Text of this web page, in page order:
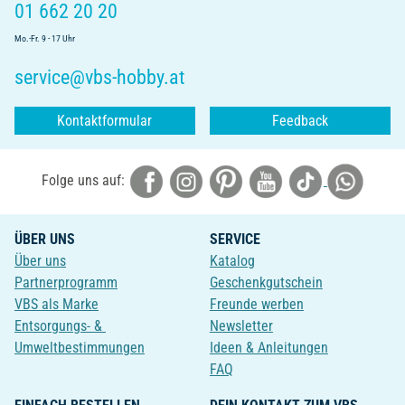
01 662 20 20
Mo.-Fr. 9 - 17 Uhr
service@vbs-hobby.at
Kontaktformular Feedback
Folge uns auf:
ÜBER UNS
Über uns
Partnerprogramm
VBS als Marke
Entsorgungs- &
Umweltbestimmungen
SERVICE
Katalog
Geschenkgutschein
Freunde werben
Newsletter
Ideen & Anleitungen
FAQ